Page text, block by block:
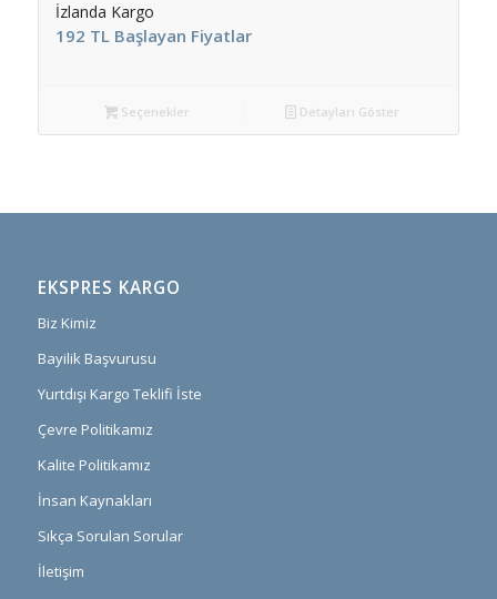
İzlanda Kargo
192 TL Başlayan Fiyatlar
Seçenekler Detayları Göster
EKSPRES KARGO
Biz Kimiz
Bayilik Başvurusu
Yurtdışı Kargo Teklifi İste
Çevre Politikamız
Kalite Politikamız
İnsan Kaynakları
Sıkça Sorulan Sorular
İletişim